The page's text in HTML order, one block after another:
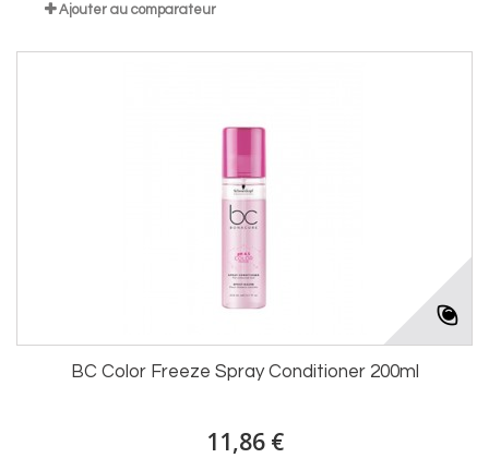
Ajouter au comparateur
BC Color Freeze Spray Conditioner 200ml
11,86 €